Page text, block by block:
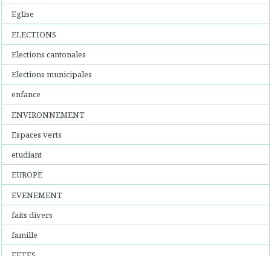
Eglise
ELECTIONS
Elections cantonales
Elections municipales
enfance
ENVIRONNEMENT
Espaces verts
etudiant
EUROPE
EVENEMENT
faits divers
famille